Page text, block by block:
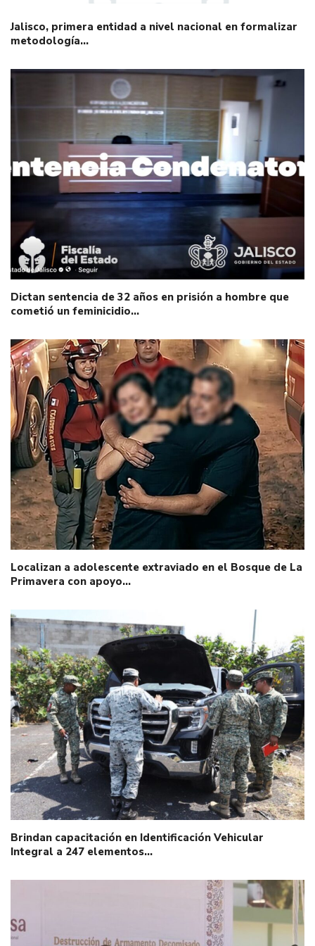
Jalisco, primera entidad a nivel nacional en formalizar
metodología…
Dictan sentencia de 32 años en prisión a hombre que
cometió un feminicidio…
Localizan a adolescente extraviado en el Bosque de La
Primavera con apoyo…
Brindan capacitación en Identificación Vehicular
Integral a 247 elementos…